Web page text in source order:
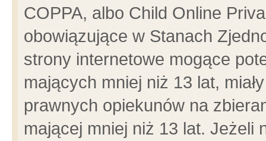
COPPA, albo Child Online
obowiązujące w Stanach
strony internetowe mogące
mających mniej niż 13 lat,
prawnych opiekunów na
mającej mniej niż 13 lat. Jeżeli